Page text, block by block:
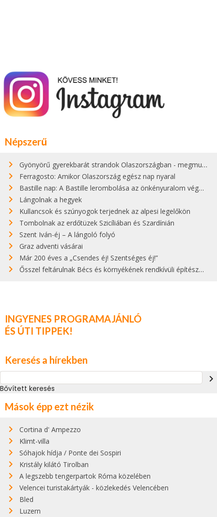
Népszerű
Gyönyörű gyerekbarát strandok Olaszországban - megmutatjuk a 15 legjobbat
Ferragosto: Amikor Olaszország egész nap nyaral
Bastille nap: A Bastille lerombolása az önkényuralom végét jelentette
Lángolnak a hegyek
Kullancsok és szúnyogok terjednek az alpesi legelőkön
Tombolnak az erdőtüzek Szicíliában és Szardínián
Szent Iván-éj – A lángoló folyó
Graz adventi vásárai
Már 200 éves a „Csendes éj! Szentséges éj!”
Ősszel feltárulnak Bécs és környékének rendkívüli építészeti kincsei
INGYENES PROGRAMAJÁNLÓ
ÉS ÚTI TIPPEK!
Keresés a hírekben
navigate_next
Bővített keresés
Mások épp ezt nézik
Cortina d' Ampezzo
Klimt-villa
Sóhajok hídja / Ponte dei Sospiri
Kristály kilátó Tirolban
A legszebb tengerpartok Róma közelében
Velencei turistakártyák - közlekedés Velencében
Bled
Luzern